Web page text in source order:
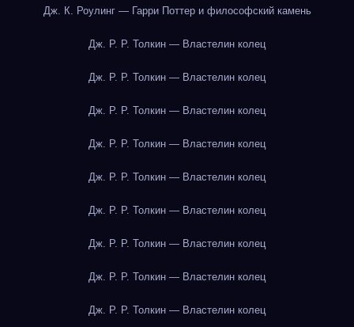
Дж. К. Роулинг — Гарри Поттер и философский камень
Дж. Р. Р. Толкин — Властелин колец
Дж. Р. Р. Толкин — Властелин колец
Дж. Р. Р. Толкин — Властелин колец
Дж. Р. Р. Толкин — Властелин колец
Дж. Р. Р. Толкин — Властелин колец
Дж. Р. Р. Толкин — Властелин колец
Дж. Р. Р. Толкин — Властелин колец
Дж. Р. Р. Толкин — Властелин колец
Дж. Р. Р. Толкин — Властелин колец